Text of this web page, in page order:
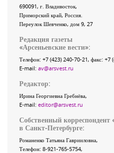
690091, г. Владивосток,
Приморский край, Россия
Переулок Шевченко, дом 9, 27
Редакция газеты
«Арсеньевские вести»:
Телефон: +7 (423) 240-70-21, факс: +7
E-mail: av@arsvest.ru
Редактор:
Ирина Георгиевна Гребнёва,
E-mail: editor@arsvest.ru
Собственный корреспондент
в Санкт-Петербурге:
Романенко Татьяна Гаврииловна,
Телефон: 8-921-765-5754,